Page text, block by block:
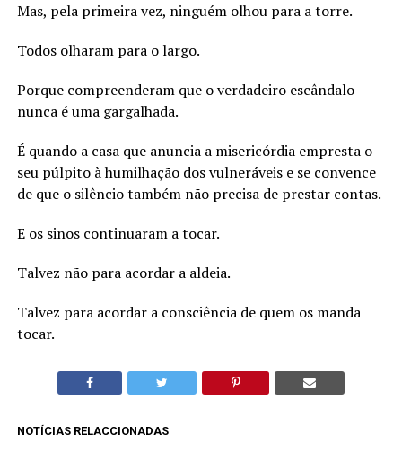
Mas, pela primeira vez, ninguém olhou para a torre.
Todos olharam para o largo.
Porque compreenderam que o verdadeiro escândalo
nunca é uma gargalhada.
É quando a casa que anuncia a misericórdia empresta o
seu púlpito à humilhação dos vulneráveis e se convence
de que o silêncio também não precisa de prestar contas.
E os sinos continuaram a tocar.
Talvez não para acordar a aldeia.
Talvez para acordar a consciência de quem os manda
tocar.
NOTÍCIAS RELACCIONADAS